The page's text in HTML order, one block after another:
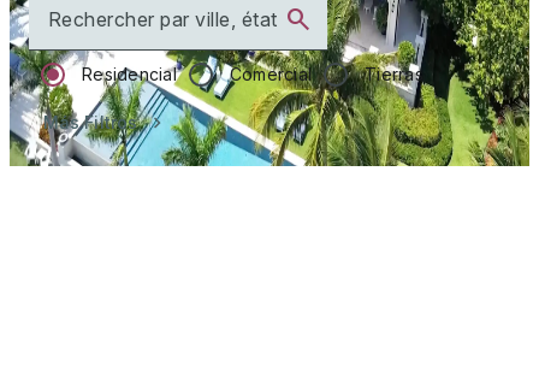
Rechercher par ville, état
Residencial Comercial Tierras
Más Filtros